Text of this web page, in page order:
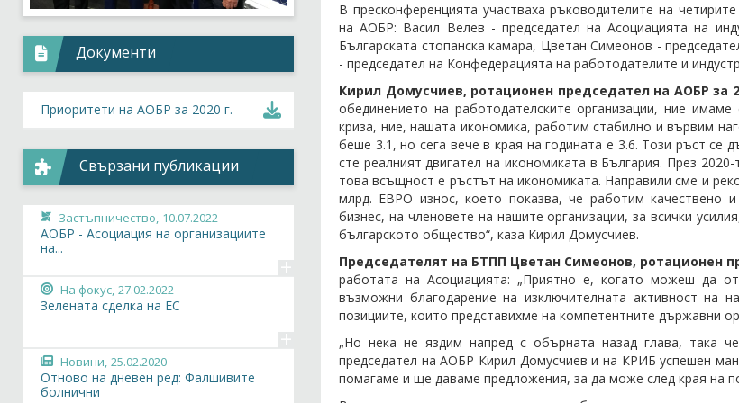
В пресконференцията участваха ръководителите на
на АОБР: Васил Велев - председател на Асоциацията на
Българската стопанска камара, Цветан Симеонов -
- председател на Конфедерацията на работодателите и
Кирил Домусчиев, ротационен председател на АОБР за
обединението на работодателските организации, ние
криза, ние, нашата икономика, работим стабилно и вървим
беше 3.1, но сега вече в края на годината е 3.6. Този ръст се
сте реалният двигател на икономиката в България. През
това всъщност е ръстът на икономиката. Направили сме и
млрд. ЕВРО износ, което показва, че работим качествено
бизнес, на членовете на нашите организации, за всички
българското общество“, каза Кирил Домусчиев.
Председателят на БТПП Цветан Симеонов, ротационен
работата на Асоциацията: „Приятно е, когато можеш да
възможни благодарение на изключителната активност на
позициите, които представихме на компетентните държавни
„Но нека не яздим напред с обърната назад глава, така
председател на АОБР Кирил Домусчиев и на КРИБ успешен
помагаме и ще даваме предложения, за да може след края на
Документи
Приоритети на АОБР за 2020 г.
Свързани публикации
Застъпничество, 10.07.2022
АОБР - Асоциация на организациите
на...
+
На фокус, 27.02.2022
Зелената сделка на ЕС
+
Новини, 25.02.2020
Отново на дневен ред: Фалшивите
болнични